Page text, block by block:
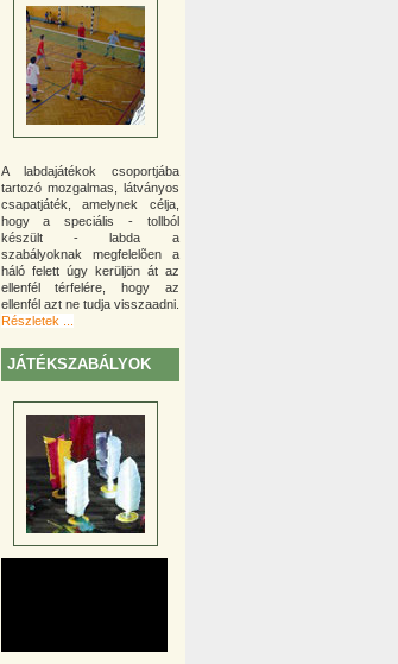
A labdajátékok csoportjába
tartozó mozgalmas, látványos
csapatjáték, amelynek célja,
hogy a speciális - tollból
készült - labda a
szabályoknak megfelelõen a
háló felett úgy kerüljön át az
ellenfél térfelére, hogy az
ellenfél azt ne tudja visszaadni.
Részletek ...
JÁTÉKSZABÁLYOK